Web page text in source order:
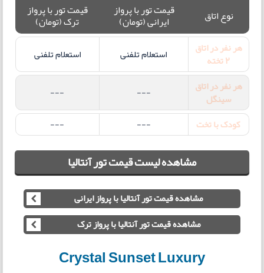
نوع اتاق قیمت تور با پرواز
ایرانی (تومان)
قیمت تور با پرواز
ترک (تومان)
هر نفر در اتاق
2 تخته استعلام تلفنی
استعلام تلفنی
هر نفر در اتاق
سینگل ---
---
کودک با تخت
---
---
مشاهده لیست قیمت تور آنتالیا
مشاهده قیمت تور آنتالیا با پرواز ایرانی
مشاهده قیمت تور آنتالیا با پرواز ترک
Crystal Sunset Luxury